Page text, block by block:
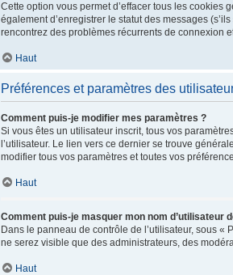
Cette option vous permet d’effacer tous les cookies
également d’enregistrer le statut des messages
rencontrez des problèmes récurrents de connexion
Haut
Préférences et paramètres des
Comment puis-je modifier mes paramètres ?
Si vous êtes un utilisateur inscrit, tous vos
l’utilisateur. Le lien vers ce dernier se trouve
modifier tous vos paramètres et toutes vos
Haut
Comment puis-je masquer mon nom d’utilisateur
Dans le panneau de contrôle de l’utilisateur, sous «
ne serez visible que des administrateurs, des
Haut